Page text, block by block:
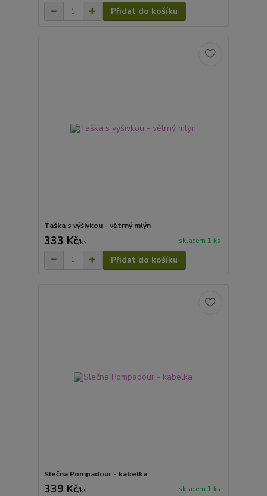
Přidat do košíku
Taška s výšivkou - větrný mlýn
333 Kč/ks skladem 1 ks
Přidat do košíku
Slečna Pompadour - kabelka
339 Kč/ks skladem 1 ks